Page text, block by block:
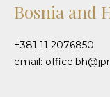
Bosnia and
+381 11 2076850
email: